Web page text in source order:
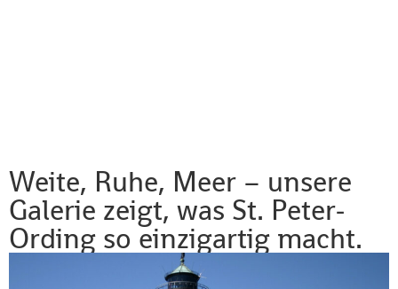
Weite, Ruhe, Meer – unsere
Galerie zeigt, was St. Peter-
Ording so einzigartig macht.